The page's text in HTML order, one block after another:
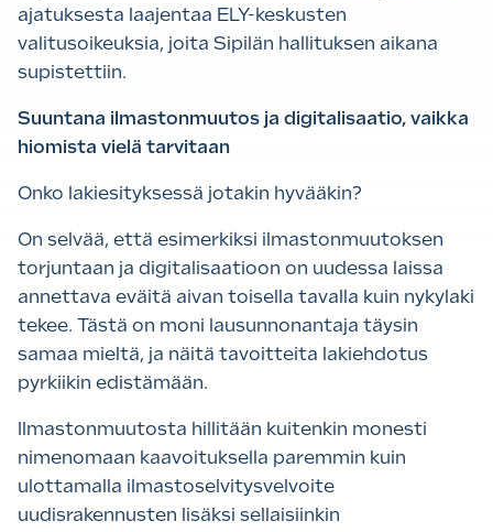
ajatuksesta laajentaa ELY-keskusten
valitusoikeuksia, joita Sipilän hallituksen aikana
supistettiin.
Suuntana ilmastonmuutos ja digitalisaatio, vaikka
hiomista vielä tarvitaan
Onko lakiesityksessä jotakin hyvääkin?
On selvää, että esimerkiksi ilmastonmuutoksen
torjuntaan ja digitalisaatioon on uudessa laissa
annettava eväitä aivan toisella tavalla kuin nykylaki
tekee. Tästä on moni lausunnonantaja täysin
samaa mieltä, ja näitä tavoitteita lakiehdotus
pyrkiikin edistämään.
Ilmastonmuutosta hillitään kuitenkin monesti
nimenomaan kaavoituksella paremmin kuin
ulottamalla ilmastoselvitysvelvoite
uudisrakennusten lisäksi sellaisiinkin